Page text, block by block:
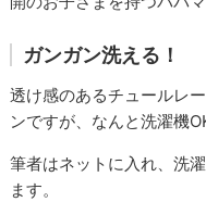
ガンガン洗える！
透け感のあるチュールレ
ンですが、なんと洗濯機
筆者はネットに入れ、洗
ます。